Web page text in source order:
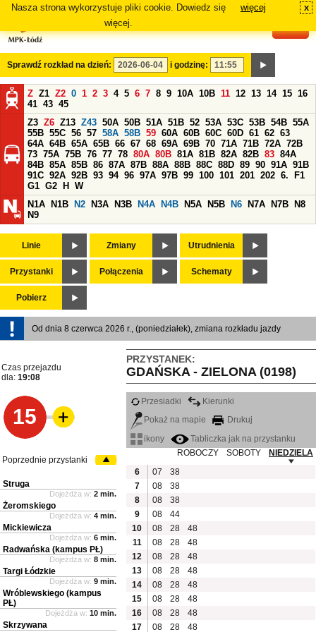
Nasza strona wykorzystuje pliki cookie. Dowiedz się
więcej.
więcej x
Sprawdź rozkład na dzień: i godzinę:
Z Z1 Z2 0 1 2 3 4 5 6 7 8 9 10A 10B 11 12 13 14 15 16
41 43 45
Z3 Z6 Z13 Z43 50A 50B 51A 51B 52 53A 53C 53B 54B 55A
55B 55C 56 57 58A 58B 59 60A 60B 60C 60D 61 62 63
64A 64B 65A 65B 66 67 68 69A 69B 70 71A 71B 72A 72B
73 75A 75B 76 77 78 80A 80B 81A 81B 82A 82B 83 84A
84B 85A 85B 86 87A 87B 88A 88B 88C 88D 89 90 91A 91B
91C 92A 92B 93 94 96 97A 97B 99 100 101 201 202 6.
F1
G1 G2 H
W
N1A
N1B N2 N3A N3B N4A N4B N5A N5B N6 N7A N7B
N8
N9
Linie Zmiany Utrudnienia
Przystanki Połączenia Schematy
Pobierz
Od dnia 8 czerwca 2026 r., (poniedziałek), zmiana rozkładu jazdy
PRZYSTANEK:
GDAŃSKA - ZIELONA (0198)
Czas przejazdu
dla: 19:08
15
Przesiadki
Kierunki
Pokaż na mapie
Drukuj
ikony
Tabliczka jak na przystanku
ROBOCZY
SOBOTY
NIEDZIELA
6
07
38
7
08
38
8
08
38
9
08
44
10
08 28
48
11
08 28
48
12
08 28
48
13
08 28
48
14
08 28
48
15
08 28
48
16
08 28
48
17
08 28 48
Poprzednie przystanki
Struga
Dojeżdża w: 2 min.
Żeromskiego
Dojeżdża w: 4 min.
Mickiewicza
Dojeżdża w: 6 min.
Radwańska (kampus PŁ)
Dojeżdża w: 8 min.
Targi Łódzkie
Dojeżdża w: 9 min.
Wróblewskiego (kampus
PŁ)
Dojeżdża w: 10 min.
Skrzywana